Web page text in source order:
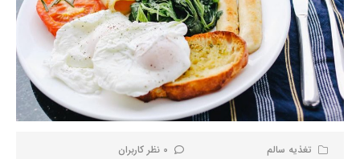
تغذیه سالم
0 نظر کاربران